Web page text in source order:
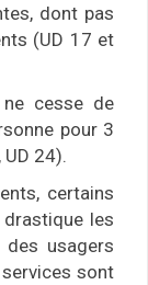
dont pas
(UD 17 et
ne cesse de
pour 3
24).
certains
les
des usagers
sont